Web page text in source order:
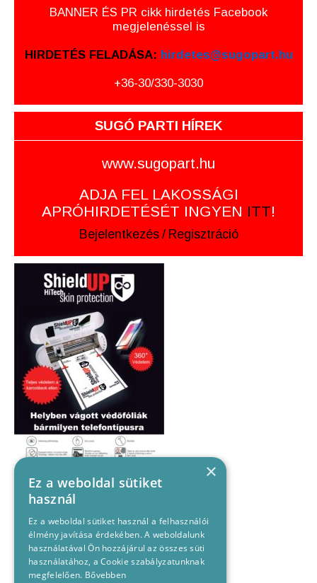
BANNER ÉS PR cikk hirdetés Facebook
megjelenéssel is
HIRDETÉS FELADÁSA: hirdetes@sugopart.hu
+36-30/330-3030
SUGÓ PARTI HÍREK
www.sugopart.hu
ADJA FEL LAKOSSÁGI
APRÓHIRDETÉSÉT INGYEN ITT!
Bejelentkezés / Regisztráció
×
Ez a weboldal sütiket
használ
Ez a weboldal sütiket használ a felhasználói
élmény javítása érdekében. A weboldalunk
használatával Ön hozzájárul az összes süti
használatához, a Cookie szabályzatunknak
megfelelően. Bővebben